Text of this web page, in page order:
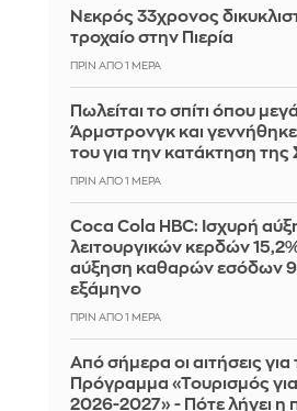
Νεκρός 33χρονος
τροχαίο στην Πιερία
ΠΡΙΝ ΑΠΌ 1 ΜΈΡΑ
Πωλείται το σπίτι όπου
Άρμστρονγκ και
του για την κατάκτηση της
ΠΡΙΝ ΑΠΌ 1 ΜΈΡΑ
Coca Cola HBC: Ισχυρή
λειτουργικών κερδών
αύξηση καθαρών εσόδων
εξάμηνο
ΠΡΙΝ ΑΠΌ 1 ΜΈΡΑ
Από σήμερα οι αιτήσεις για
Πρόγραμμα «Τουρισμός
2026-2027» - Πότε λήγει η